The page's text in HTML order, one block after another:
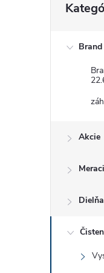
kategórie
Akcie
Dielňa